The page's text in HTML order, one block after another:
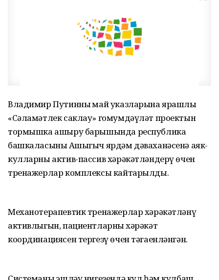
Владимир Путинның май указларына ярашлы
«Сәламәтлек саклау» гомумдәүләт проектын
тормышка ашыру барышында республика
башкаласының Ашыгыч ярдәм дәваханәсенә аяк-
кулларны актив-пассив хәрәкәтләндерү өчен
тренажерлар комплексы кайтарылды.
Механотерапевтик тренажерлар хәрәкәтләнү
активлыгын, пациентларның хәрәкәт
координациясен тергезү өчен тәгаенләнгән.